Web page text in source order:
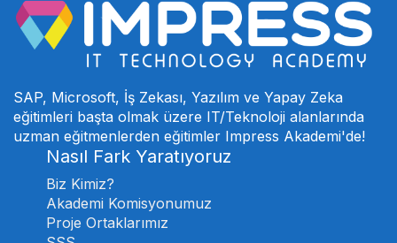
SAP, Microsoft, İş Zekası, Yazılım ve Yapay Zeka
eğitimleri başta olmak üzere IT/Teknoloji alanlarında
uzman eğitmenlerden eğitimler Impress Akademi'de!
Nasıl Fark Yaratıyoruz
Biz Kimiz?
Akademi Komisyonumuz
Proje Ortaklarımız